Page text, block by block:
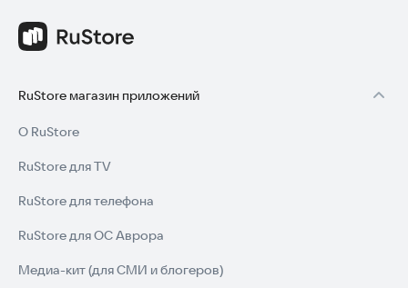
RuStore магазин приложений
О RuStore
RuStore для TV
RuStore для телефона
RuStore для ОС Аврора
Медиа-кит (для СМИ и блогеров)